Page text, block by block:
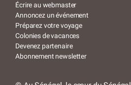
Écrire au webmaster
Annoncez un événement
Préparez votre voyage
Colonies de vacances
Devenez partenaire
Abonnement newsletter